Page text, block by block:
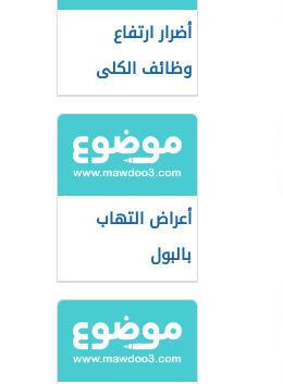
أضرار ارتفاع
وظائف الكلى
أعراض التهاب
بالبول